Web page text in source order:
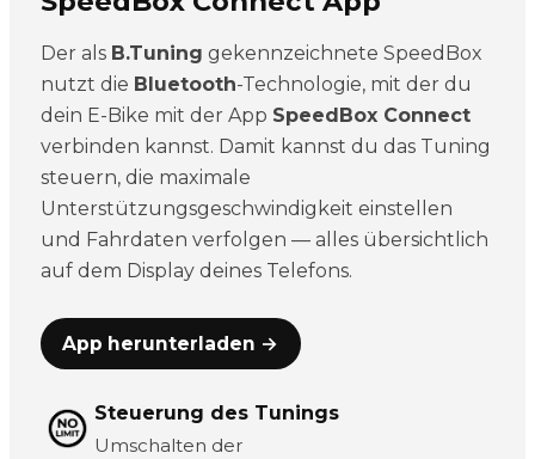
Der als B.Tuning gekennzeichnete SpeedBox
nutzt die Bluetooth-Technologie, mit der du
dein E-Bike mit der App SpeedBox Connect
verbinden kannst. Damit kannst du das Tuning
steuern, die maximale
Unterstützungsgeschwindigkeit einstellen
und Fahrdaten verfolgen — alles übersichtlich
auf dem Display deines Telefons.
App herunterladen →
Steuerung des Tunings
Umschalten der